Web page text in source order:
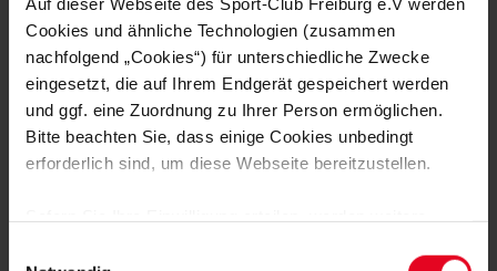
Cookies und ähnliche Technologien (zusammen
nachfolgend „Cookies“) für unterschiedliche Zwecke
eingesetzt, die auf Ihrem Endgerät gespeichert werden
und ggf. eine Zuordnung zu Ihrer Person ermöglichen.
Bitte beachten Sie, dass einige Cookies unbedingt
erforderlich sind, um diese Webseite bereitzustellen.
Ende März 2025 hatte der Sport-Club erstmals interessierte
Mitglieder eingeladen, um über die feststehenden
Umbaumaßnahmen zu informieren und den Anwesenden die
Möglichkeit zu geben, sich und ihre Ideen in bestimmten
Bereichen einzubringen.